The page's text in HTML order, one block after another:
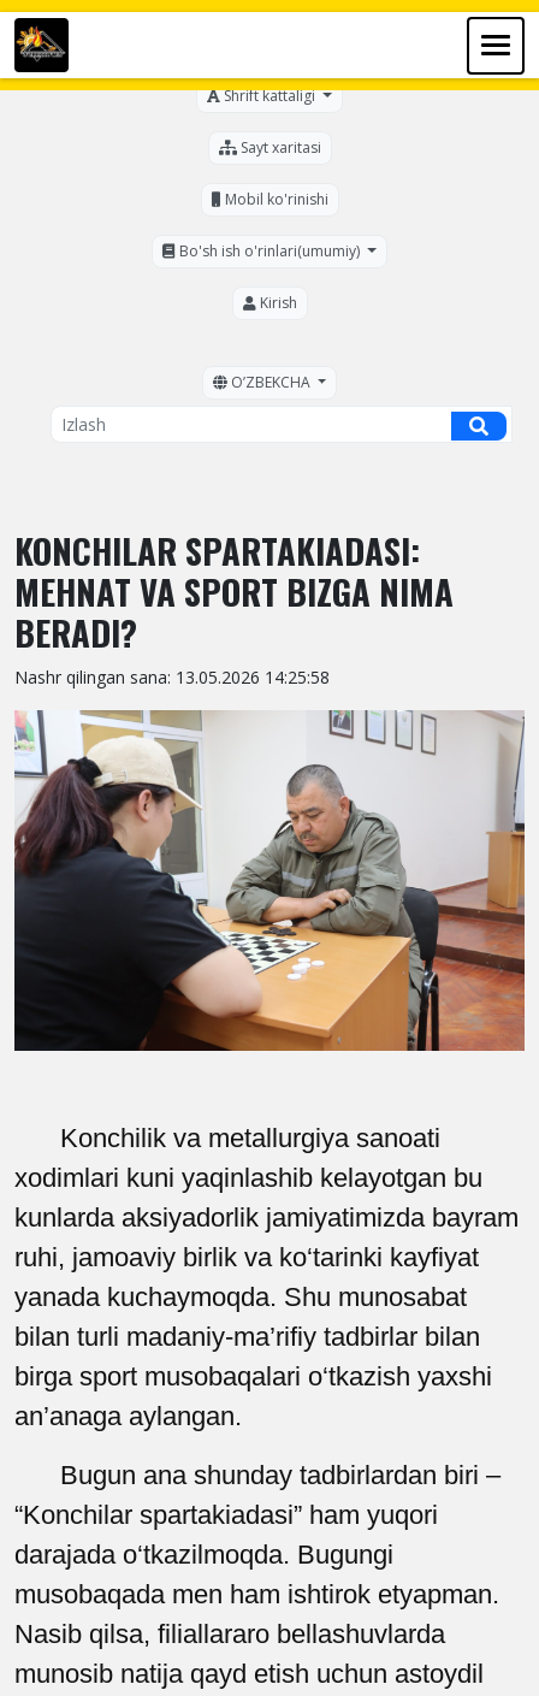
Shrift kattaligi
Sayt xaritasi
Mobil ko'rinishi
Bo'sh ish o'rinlari(umumiy)
Kirish
OʼZBEKCHA
KONCHILAR SPARTAKIADASI:
MEHNAT VA SPORT BIZGA NIMA
BERADI?
Nashr qilingan sana: 13.05.2026 14:25:58
Konchilik va metallurgiya sanoati
xodimlari kuni yaqinlashib kelayotgan bu
kunlarda aksiyadorlik jamiyatimizda bayram
ruhi, jamoaviy birlik va ko‘tarinki kayfiyat
yanada kuchaymoqda. Shu munosabat
bilan turli madaniy-ma’rifiy tadbirlar bilan
birga sport musobaqalari o‘tkazish yaxshi
an’anaga aylangan.
Bugun ana shunday tadbirlardan biri –
“Konchilar spartakiadasi” ham yuqori
darajada o‘tkazilmoqda. Bugungi
musobaqada men ham ishtirok etyapman.
Nasib qilsa, filiallararo bellashuvlarda
munosib natija qayd etish uchun astoydil